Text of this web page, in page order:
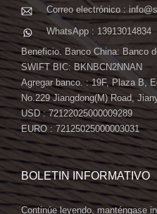
Correo electrónico :
WhatsApp : 13913014834
Beneficio. Banco China: Banco
SWIFT BIC: BKNBCN2NNAN
Agregar banco. : 19F, Plaza B,
No.229 Jiangdong(M) Road,
USD : 72122025000009289
EURO : 72125025000003031
BOLETIN INFORMATIVO
Continúe leyendo, manténgase